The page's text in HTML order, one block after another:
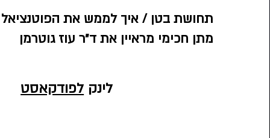
תחושת בטן / איך לממש את
מתן חכימי מראיין את ד״ר עוז גוטרמן
לינק לפודקאסט